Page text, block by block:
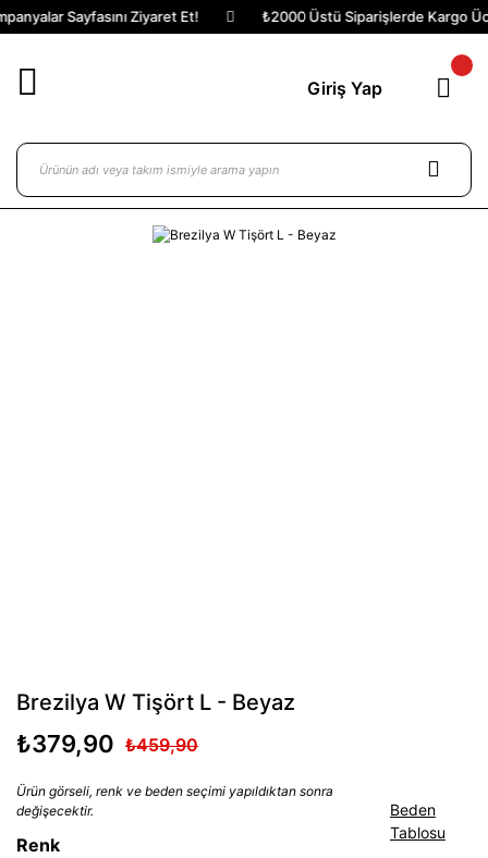
Sayfasını Ziyaret Et! ₺2000 Üstü Siparişlerde Kargo
Giriş Yap
Brezilya W Tişört L - Beyaz
₺379,90 ₺459,90
Ürün görseli, renk ve beden seçimi yapıldıktan sonra
değişecektir.
Renk
Beden
Tablosu